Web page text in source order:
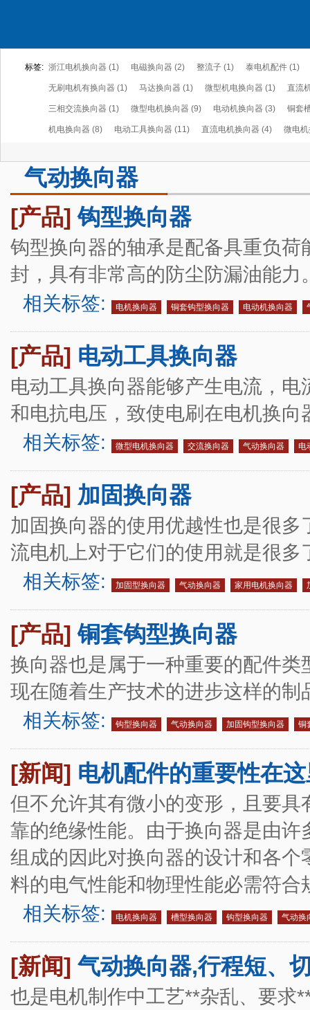
标签: 浙江电机换向器 (1) 电磁换向器 (2) 整流子 (1) 泰电机配件 (1)
无刷电机有换向器 (1) 马达换向器 (1) 微型机电换向器 (1) 直流
三相交流换向器 (1) 微型电机换向器 (9) 电动机换向器 (3) 铜套
机电换向器 (8) 电动工具换向器 (11) 直流电机换向器 (4) 微电
气动换向器
[产品]钩型换向器
钩型换向器的轴承是配备具重负
封，具有非常高的防尘防漏油能力
相关标签:
电机换向器 铜套钩型换向器 电动机换向器
[产品] 电动工具换向器
电动工具换向器能够产生电流，
和电抗电压，致使电刷在电机换
相关标签:
微型电机换向器 交流换向器 气动换向器 电
[产品] 加固换向器
加固换向器的使用优越性也是很
流电机上对于它们的使用就是很多
相关标签:
加固型换向器 气动换向器 家用电机换向器
[产品]铜套钩型换向器
换向器也是属于一种重要的配件
现在随着生产技术的进步这样的制
相关标签:
钩型换向器 气动换向器 加固钩型换向器 铜
[新闻] 电机配件的重要性在
但不允许其有微小的变形，且要
靠的绝缘性能。由于换向器是由
组成的因此对换向器的设计和各
料的电气性能和物理性能必需符合
相关标签:
电机换向器 槽型换向器 钩型换向器 气动换
[新闻] 气动换向器,行程短、
也是电机制作中工艺**杂乱、要求